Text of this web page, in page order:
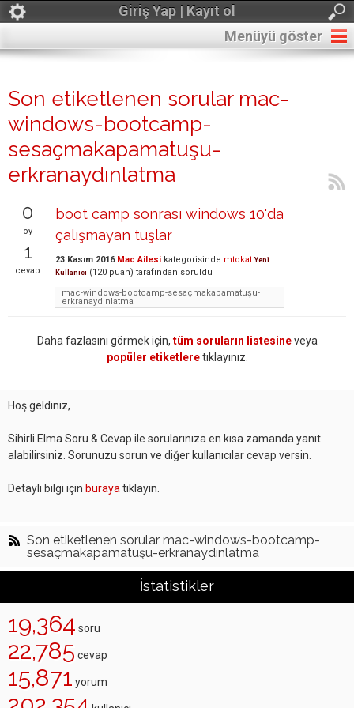
Giriş Yap | Kayıt ol
Menüyü göster
Son etiketlenen sorular mac-
windows-bootcamp-
sesaçmakapamatuşu-
erkranaydınlatma
0
oy
1
cevap
boot camp sonrası windows 10'da
çalışmayan tuşlar
23 Kasım 2016 Mac Ailesi kategorisinde mtokat Yeni
Kullanıcı (120 puan) tarafından soruldu
mac-windows-bootcamp-sesaçmakapamatuşu-
erkranaydınlatma
Daha fazlasını görmek için, tüm soruların listesineveya
popüler etiketleretıklayınız.
Hoş geldiniz,
Sihirli Elma Soru & Cevap ile sorularınıza en kısa zamanda yanıt
alabilirsiniz. Sorunuzu sorun ve diğer kullanıcılar cevap versin.
Detaylı bilgi için buraya tıklayın.
Son etiketlenen sorular mac-windows-bootcamp-
sesaçmakapamatuşu-erkranaydınlatma
İstatistikler
19,364 soru
22,785 cevap
15,871 yorum